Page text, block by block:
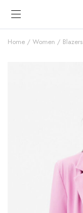
Home Women Blazers